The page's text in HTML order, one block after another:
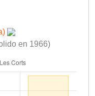
en 1966)